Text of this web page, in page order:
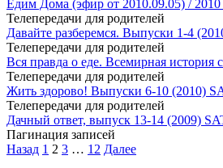
Едим Дома (эфир от 2010.09.05) /
Телепередачи для родителей
Давайте разберемся. Выпуски 1-4
Телепередачи для родителей
Вся правда о еде. Всемирная история
Телепередачи для родителей
Жить здорово! Выпуски 6-10 (2010)
Телепередачи для родителей
Дачный ответ, выпуск 13-14 (2009)
Пагинация записей
Назад 1 2 3 … 12 Далее